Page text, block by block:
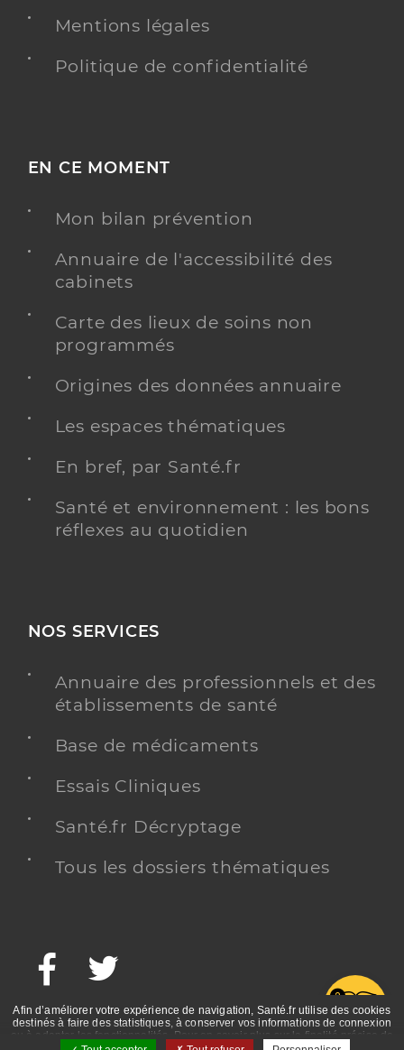
Mentions légales
Politique de confidentialité
EN CE MOMENT
Mon bilan prévention
Annuaire de l'accessibilité des
cabinets
Carte des lieux de soins non
programmés
Origines des données annuaire
Les espaces thématiques
En bref, par Santé.fr
Santé et environnement : les bons
réflexes au quotidien
NOS SERVICES
Annuaire des professionnels et des
établissements de santé
Base de médicaments
Essais Cliniques
Santé.fr Décryptage
Tous les dossiers thématiques
Facebook
Afin d’améliorer votre expérience de navigation, Santé.fr utilise des cookies
destinés à faire des statistiques, à conserver vos informations de connexion
ou à adapter les fonctionnalités. Pour en savoir plus sur la finalité précise de